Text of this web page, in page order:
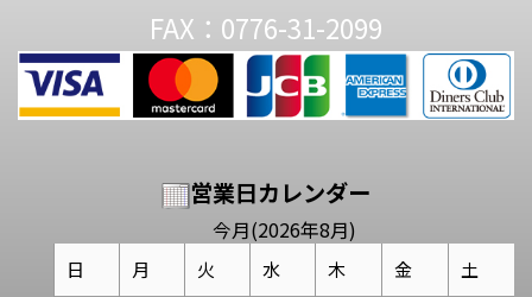
FAX：0776-31-2099
営業日カレンダー
今月(2026年8月)
日 月 火 水 木 金 土